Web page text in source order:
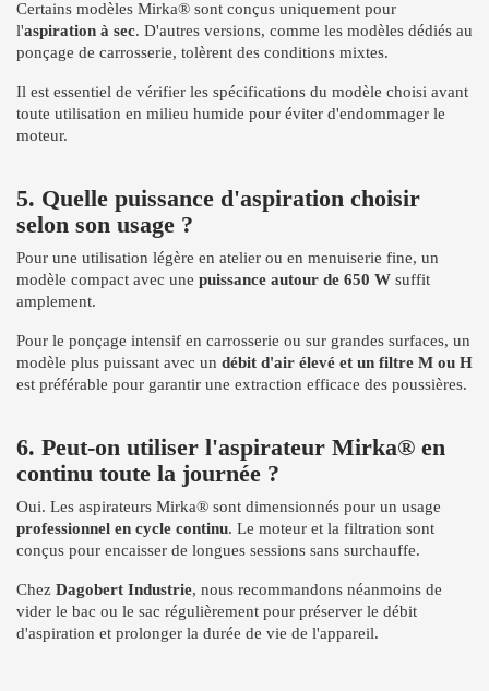
Certains modèles Mirka® sont conçus uniquement pour
l'aspiration à sec. D'autres versions, comme les modèles dédiés au
ponçage de carrosserie, tolèrent des conditions mixtes.
Il est essentiel de vérifier les spécifications du modèle choisi avant
toute utilisation en milieu humide pour éviter d'endommager le
moteur.
5. Quelle puissance d'aspiration choisir
selon son usage ?
Pour une utilisation légère en atelier ou en menuiserie fine, un
modèle compact avec une puissance autour de 650 W suffit
amplement.
Pour le ponçage intensif en carrosserie ou sur grandes surfaces, un
modèle plus puissant avec un débit d'air élevé et un filtre M ou H
est préférable pour garantir une extraction efficace des poussières.
6. Peut-on utiliser l'aspirateur Mirka® en
continu toute la journée ?
Oui. Les aspirateurs Mirka® sont dimensionnés pour un usage
professionnel en cycle continu. Le moteur et la filtration sont
conçus pour encaisser de longues sessions sans surchauffe.
Chez Dagobert Industrie, nous recommandons néanmoins de
vider le bac ou le sac régulièrement pour préserver le débit
d'aspiration et prolonger la durée de vie de l'appareil.